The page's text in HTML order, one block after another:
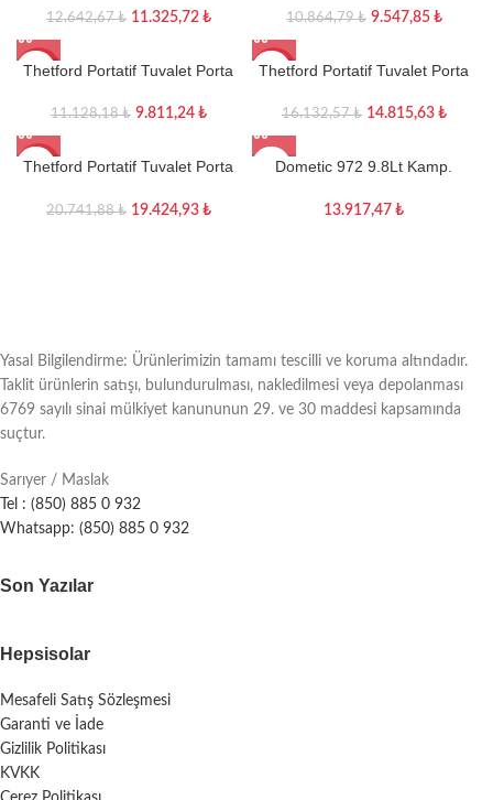
12.642,67₺ 11.325,72 ₺ 10.864,79₺ 9.547,85 ₺
-12%
Thetford Portatif Tuvalet Porta
11.128,18₺ 9.811,24 ₺
-8%
Thetford Portatif Tuvalet Porta
16.132,57₺ 14.815,63 ₺
-6%
Thetford Portatif Tuvalet Porta
20.741,88₺ 19.424,93 ₺
Dometic 972 9.8Lt Kamp.
Beyaz / Gri
13.917,47₺
Yasal Bilgilendirme: Ürünlerimizin tamamı tescilli ve koruma altındadır.
Taklit ürünlerin satışı, bulundurulması, nakledilmesi veya depolanması
6769 sayılı sinai mülkiyet kanununun 29. ve 30 maddesi kapsamında
suçtur.
Sarıyer / Maslak
Tel : (850) 885 0 932
Whatsapp: (850) 885 0 932
Son Yazılar
Hepsisolar
Mesafeli Satış Sözleşmesi
Garanti ve İade
Gizlilik Politikası
KVKK